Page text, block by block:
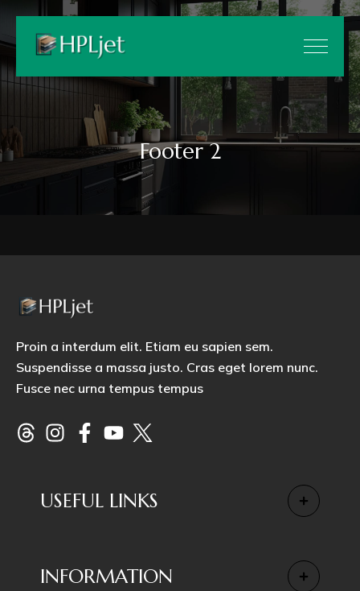
Footer 2
Proin a interdum elit. Etiam eu sapien sem.
Suspendisse a massa justo. Cras eget lorem nunc.
Fusce nec urna tempus tempus
USEFUL LINKS
INFORMATION